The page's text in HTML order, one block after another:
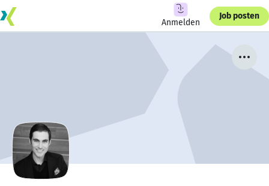
Anmelden
Job posten